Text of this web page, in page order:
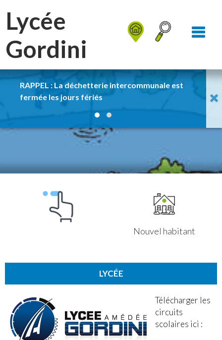
Aller à la recherche
Lycée
Gordini
RAPPEL : La déchetterie intercommunale est
fermée les jours fériés
de
Nouvel habitant
LYCÉE
Télécharger les
circuits
scolaires ici :